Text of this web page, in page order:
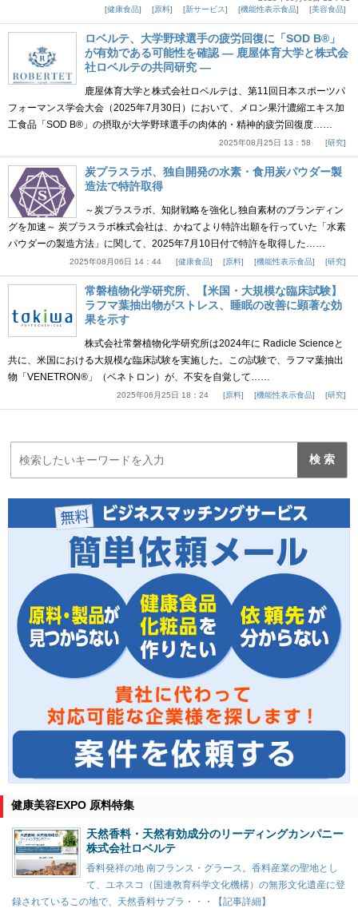
健康食品
原料 新サービス 機能性表示食品 美容食品
ロベルテ、大学野球選手の疲労回復に「SOD B®」
が有効である可能性を確認 ― 鹿屋体育大学と株式会
社ロベルテの共同研究 ―
鹿屋体育大学と株式会社ロベルテは、第11回日本スポーツパ
フォーマンス学会大会（2025年7月30日）において、メロン果汁濃縮エキス加
工食品「SOD B®」の摂取が大学野球選手の肉体的・精神的疲労回復度……
2025年08月25日 13：58 研究
炭プラスラボ、独自開発の水素・食用炭パウダー製
造法で特許取得
～炭プラスラボ、知財戦略を強化し独自素材のブランディン
グを加速～ 炭プラスラボ株式会社は、かねてより特許出願を行っていた「水素
パウダーの製造方法」に関して、2025年7月10日付で特許を取得した……
2025年08月06日 14：44 健康食品 原料 機能性表示食品 研究
常磐植物化学研究所、【米国・大規模な臨床試験】
ラフマ葉抽出物がストレス、睡眠の改善に顕著な効
果を示す
株式会社常磐植物化学研究所は2024年に Radicle Scienceと
共に、米国における大規模な臨床試験を実施した。この試験で、ラフマ葉抽出
物「VENETRON®」（ベネトロン）が、不安を自覚して……
2025年06月25日 18：24 原料 機能性表示食品 研究
健康美容EXPO 原料特集
天然香料・天然有効成分のリーディングカンパニー
株式会社ロベルテ
香料発祥の地 南フランス・グラース。香料産業の聖地とし
て、ユネスコ（国連教育科学文化機構）の無形文化遺産に登
録されているこの地で、天然香料サプラ・・・【記事詳細】